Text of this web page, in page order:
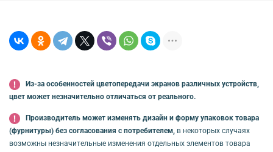
Из-за особенностей цветопередачи экранов различных устройств,
цвет может незначительно отличаться от реального.
Производитель может изменять дизайн и форму упаковок товара
(фурнитуры) без согласования с потребителем, в некоторых случаях
возможны незначительные изменения отдельных элементов товара